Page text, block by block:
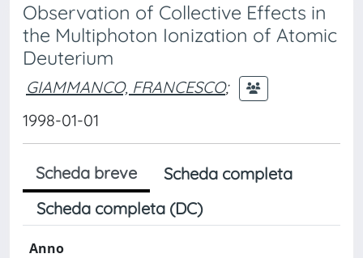
Observation of Collective Effects in
the Multiphoton Ionization of Atomic
Deuterium
GIAMMANCO, FRANCESCO;
1998-01-01
Scheda breve
Scheda completa
Scheda completa (DC)
Anno